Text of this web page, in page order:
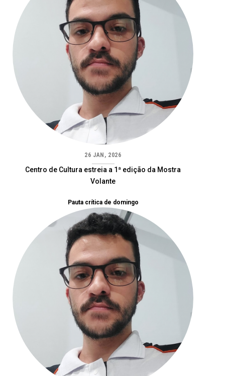
26 JAN, 2026
Centro de Cultura estreia a 1ª edição da Mostra
Volante
Pauta crítica de domingo